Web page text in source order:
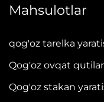
Mahsulotlar
qog'oz tarelka
Qog'oz ovqat
Qog'oz stakan